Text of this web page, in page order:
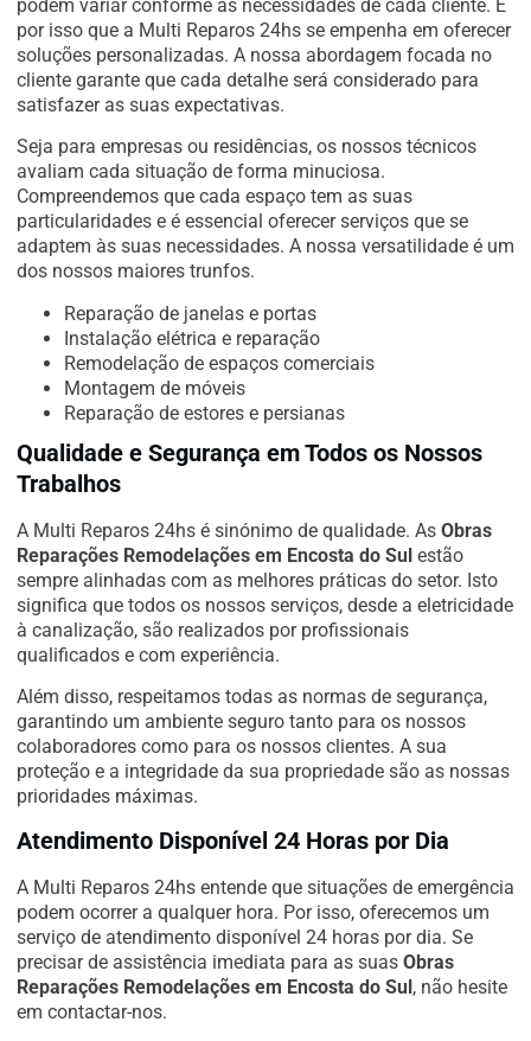
podem variar conforme as necessidades de cada cliente. É
por isso que a Multi Reparos 24hs se empenha em oferecer
soluções personalizadas. A nossa abordagem focada no
cliente garante que cada detalhe será considerado para
satisfazer as suas expectativas.
Seja para empresas ou residências, os nossos técnicos
avaliam cada situação de forma minuciosa.
Compreendemos que cada espaço tem as suas
particularidades e é essencial oferecer serviços que se
adaptem às suas necessidades. A nossa versatilidade é um
dos nossos maiores trunfos.
Reparação de janelas e portas
Instalação elétrica e reparação
Remodelação de espaços comerciais
Montagem de móveis
Reparação de estores e persianas
Qualidade e Segurança em Todos os Nossos
Trabalhos
A Multi Reparos 24hs é sinónimo de qualidade. As Obras
Reparações Remodelações em Encosta do Sul estão
sempre alinhadas com as melhores práticas do setor. Isto
significa que todos os nossos serviços, desde a eletricidade
à canalização, são realizados por profissionais
qualificados e com experiência.
Além disso, respeitamos todas as normas de segurança,
garantindo um ambiente seguro tanto para os nossos
colaboradores como para os nossos clientes. A sua
proteção e a integridade da sua propriedade são as nossas
prioridades máximas.
Atendimento Disponível 24 Horas por Dia
A Multi Reparos 24hs entende que situações de emergência
podem ocorrer a qualquer hora. Por isso, oferecemos um
serviço de atendimento disponível 24 horas por dia. Se
precisar de assistência imediata para as suas Obras
Reparações Remodelações em Encosta do Sul , não hesite
em contactar-nos.